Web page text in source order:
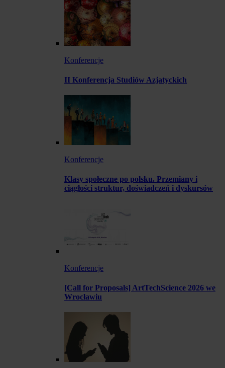
Konferencje
II Konferencja Studiów Azjatyckich
Konferencje
Klasy społeczne po polsku. Przemiany i
ciągłości struktur, doświadczeń i dyskursów
Konferencje
[Call for Proposals] ArtTechScience 2026 we
Wrocławiu